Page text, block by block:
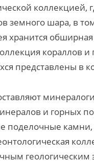
земного шара, в
хранится
кораллов
представлены в
и горных
поделочные